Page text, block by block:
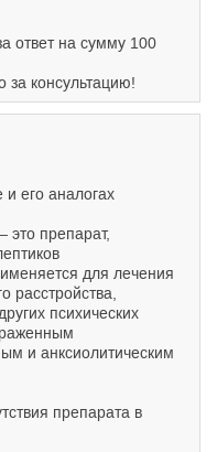
ответ на сумму 100
за консультацию!
его аналогах
это препарат,
для лечения
расстройства,
психических
и анксиолитическим
препарата в